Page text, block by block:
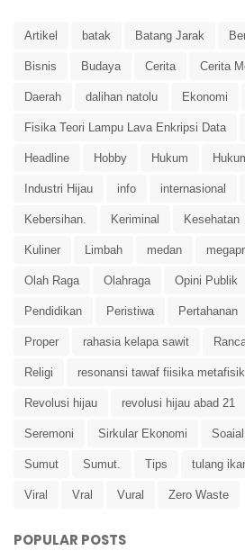
Artikel batak Batang Jarak
Bisnis Budaya Cerita Cerita
Daerah dalihan natolu Ekonomi
Fisika Teori Lampu Lava Enkripsi Data
Headline Hobby Hukum
Industri Hijau info internasional
Kebersihan. Keriminal Kesehatan
Kuliner Limbah medan
Olah Raga Olahraga Opini Publik
Pendidikan Peristiwa Pertahanan
Proper rahasia kelapa sawit
Religi resonansi tawaf fiisika
Revolusi hijau revolusi hijau abad 21
Seremoni Sirkular Ekonomi Soaial
Sumut Sumut. Tips tulang
Viral Vral Vural Zero Waste
POPULAR POSTS